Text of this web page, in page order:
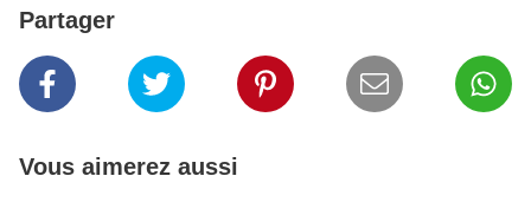
Partager
Vous aimerez aussi